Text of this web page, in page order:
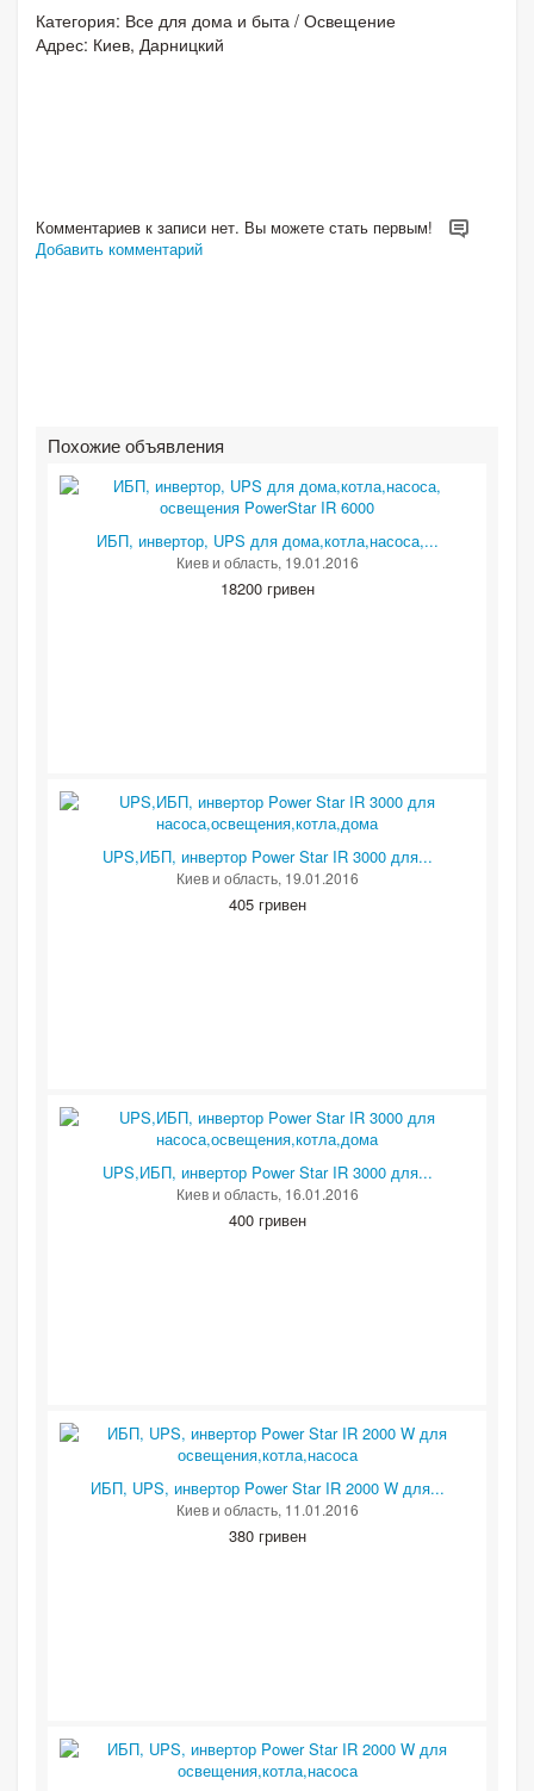
Категория: Все для дома и быта / Освещение
Адрес: Киев, Дарницкий
Комментариев к записи нет. Вы можете стать первым!
Добавить комментарий
Похожие объявления
ИБП, инвертор, UPS для дома,котла,насоса,...
Киев и область, 19.01.2016
18200 гривен
UPS,ИБП, инвертор Power Star IR 3000 для...
Киев и область, 19.01.2016
405 гривен
UPS,ИБП, инвертор Power Star IR 3000 для...
Киев и область, 16.01.2016
400 гривен
ИБП, UPS, инвертор Power Star IR 2000 W для...
Киев и область, 11.01.2016
380 гривен